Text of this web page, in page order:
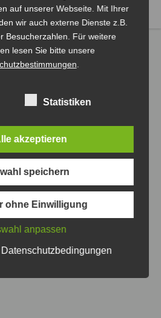
auf unserer Webseite. Mit Ihrer
wir auch externe Dienste z.B.
Besucherzahlen. Für weitere
lesen Sie bitte unsere
Statistiken
akzeptieren
speichern
ohne Einwilligung
anpassen
Datenschutzbedingungen